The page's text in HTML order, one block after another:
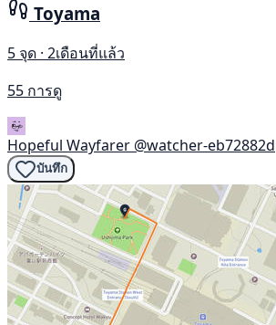
Toyama
5 จุด · 2เดือนที่แล้ว
55 การดู
Hopeful Wayfarer @watcher-eb72882d
บันทึก